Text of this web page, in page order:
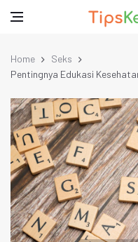
Home
Seks
Pentingnya Edukasi